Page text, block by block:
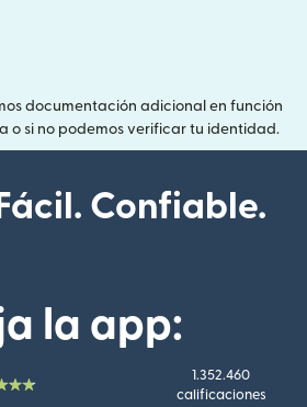
documentación adicional en función
o si no podemos verificar tu identidad.
Confiable.
la app:
1.352.460
calificaciones